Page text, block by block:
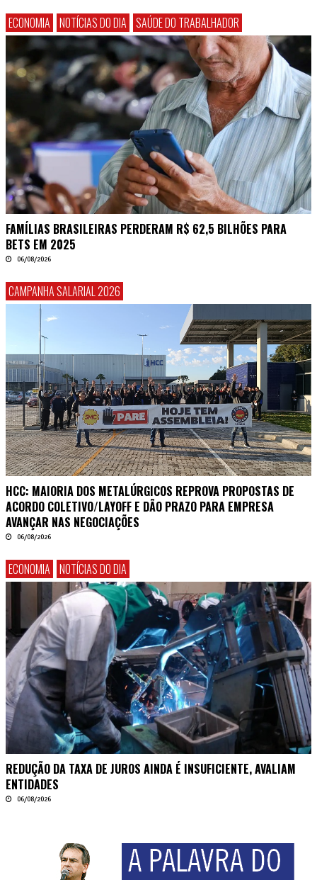
ECONOMIA NOTÍCIAS DO DIA SAÚDE DO TRABALHADOR
FAMÍLIAS BRASILEIRAS PERDERAM R$ 62,5 BILHÕES PARA
BETS EM 2025
06/08/2026
CAMPANHA SALARIAL 2026
HCC: MAIORIA DOS METALÚRGICOS REPROVA PROPOSTAS DE
ACORDO COLETIVO/LAYOFF E DÃO PRAZO PARA EMPRESA
AVANÇAR NAS NEGOCIAÇÕES
06/08/2026
ECONOMIA NOTÍCIAS DO DIA
REDUÇÃO DA TAXA DE JUROS AINDA É INSUFICIENTE, AVALIAM
ENTIDADES
06/08/2026